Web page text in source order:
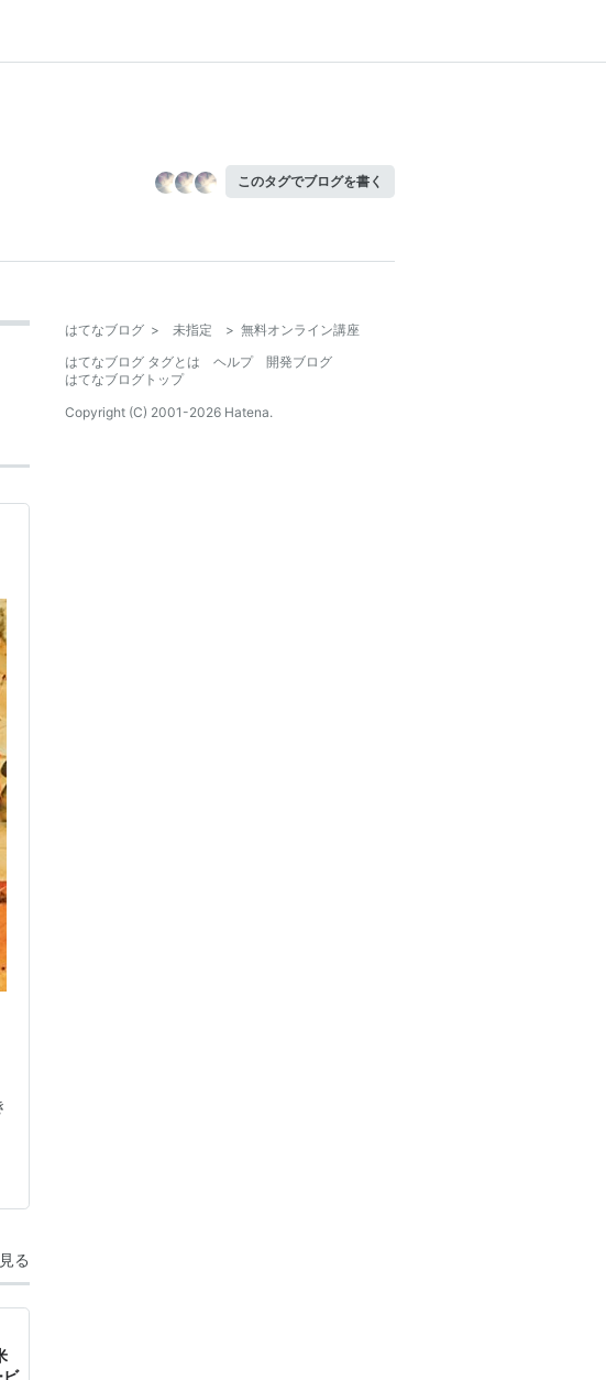
このタグでブログを書く
る
ビ
はてなブログ > 未指定 > 無料オンライン講座
はてなブログ タグとは
ヘルプ
開発ブログ
はてなブログトップ
Copyright (C) 2001-2026 Hatena.